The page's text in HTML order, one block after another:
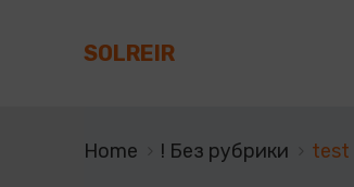
SOLREIR
Home ! Без рубрики test